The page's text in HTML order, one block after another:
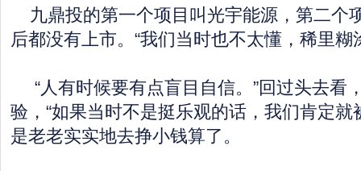
九鼎投的第一个项目叫光宇能源，第二个
后都没有上市。“我们当时也不太懂，稀里糊
“人有时候要有点盲目自信。”回过头去看
验，“如果当时不是挺乐观的话，我们肯定
是老老实实地去挣小钱算了。